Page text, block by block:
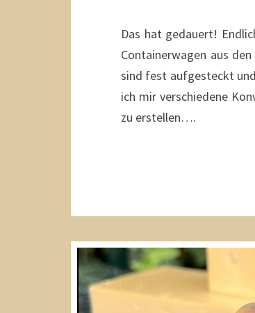
Das hat gedauert!
Containerwagen aus
sind fest aufgesteckt
ich mir verschiedene
zu erstellen….